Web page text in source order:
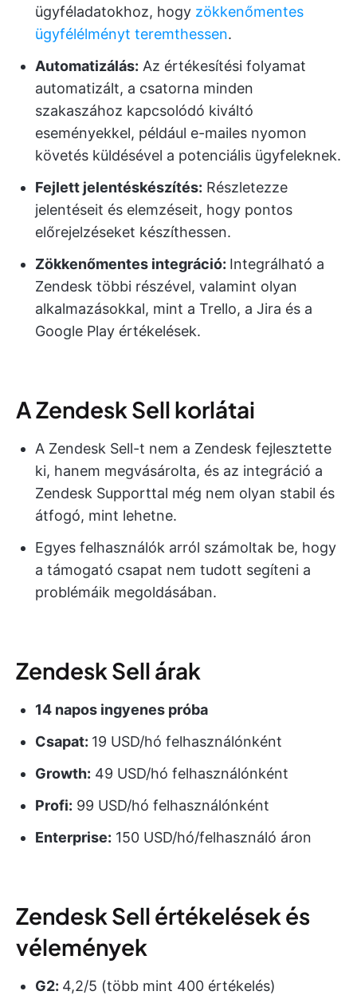
ügyféladatokhoz, hogy zökkenőmentes
ügyfélélményt teremthessen.
Automatizálás: Az értékesítési folyamat
automatizált, a csatorna minden
szakaszához kapcsolódó kiváltó
eseményekkel, például e-mailes nyomon
követés küldésével a potenciális ügyfeleknek.
Fejlett jelentéskészítés: Részletezze
jelentéseit és elemzéseit, hogy pontos
előrejelzéseket készíthessen.
Zökkenőmentes integráció: Integrálható a
Zendesk többi részével, valamint olyan
alkalmazásokkal, mint a Trello, a Jira és a
Google Play értékelések.
A Zendesk Sell korlátai
A Zendesk Sell-t nem a Zendesk fejlesztette
ki, hanem megvásárolta, és az integráció a
Zendesk Supporttal még nem olyan stabil és
átfogó, mint lehetne.
Egyes felhasználók arról számoltak be, hogy
a támogató csapat nem tudott segíteni a
problémáik megoldásában.
Zendesk Sell árak
14 napos ingyenes próba
Csapat: 19 USD/hó felhasználónként
Growth: 49 USD/hó felhasználónként
Profi: 99 USD/hó felhasználónként
Enterprise: 150 USD/hó/felhasználó áron
Zendesk Sell értékelések és
vélemények
G2: 4,2/5 (több mint 400 értékelés)